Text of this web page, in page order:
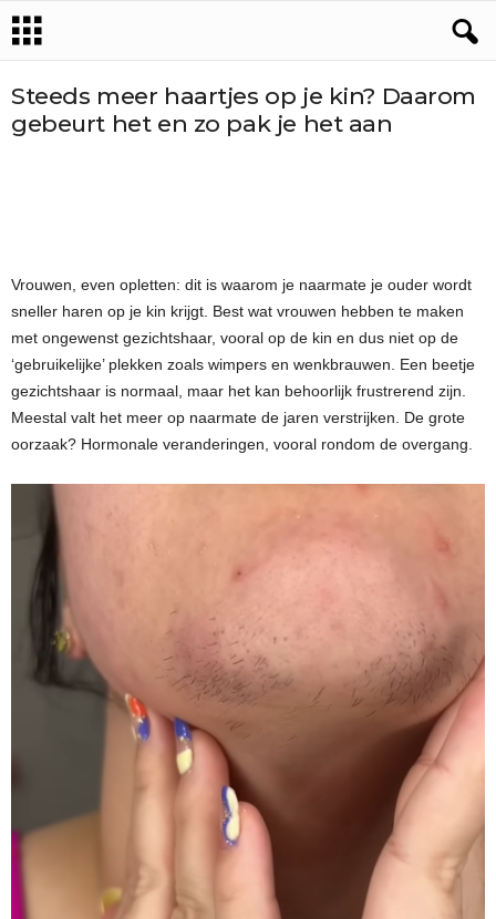
Steeds meer haartjes op je kin? Daarom
gebeurt het en zo pak je het aan
Vrouwen, even opletten: dit is waarom je naarmate je ouder wordt
sneller haren op je kin krijgt. Best wat vrouwen hebben te maken
met ongewenst gezichtshaar, vooral op de kin en dus niet op de
‘gebruikelijke’ plekken zoals wimpers en wenkbrauwen. Een beetje
gezichtshaar is normaal, maar het kan behoorlijk frustrerend zijn.
Meestal valt het meer op naarmate de jaren verstrijken. De grote
oorzaak? Hormonale veranderingen, vooral rondom de overgang.